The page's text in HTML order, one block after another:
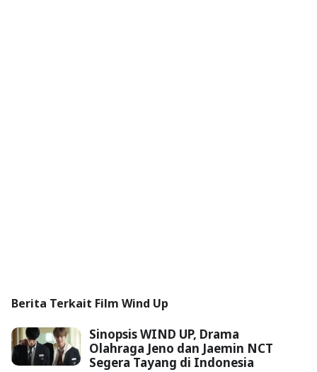
Berita Terkait Film Wind Up
Sinopsis WIND UP, Drama
Olahraga Jeno dan Jaemin NCT
Segera Tayang di Indonesia